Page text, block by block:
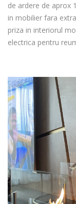
de ardere de aprox
in mobilier fara
priza in interiorul
electrica pentru